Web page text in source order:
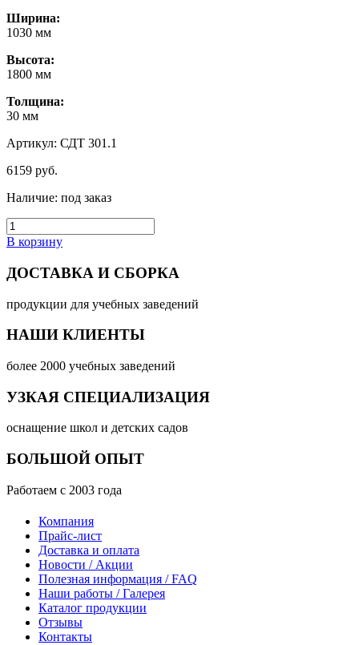
Ширина:
1030 мм
Высота:
1800 мм
Толщина:
30 мм
Артикул: СДТ 301.1
6159 руб.
Наличие: под заказ
В корзину
ДОСТАВКА И СБОРКА
продукции для учебных заведений
НАШИ КЛИЕНТЫ
более 2000 учебных заведений
УЗКАЯ СПЕЦИАЛИЗАЦИЯ
оснащение школ и детских садов
БОЛЬШОЙ ОПЫТ
Работаем с 2003 года
Компания
Прайс-лист
Доставка и оплата
Новости / Акции
Полезная информация / FAQ
Наши работы / Галерея
Каталог продукции
Отзывы
Контакты